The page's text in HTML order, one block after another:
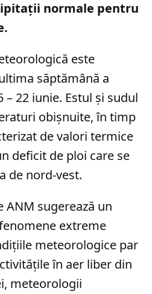
normale pentru
este
săptămână a
22 iunie. Estul și sudul
obișnuite, în timp
de valori termice
deficit de ploi care se
de nord-vest.
ANM sugerează un
extreme
meteorologice par
în aer liber din
meteorologii